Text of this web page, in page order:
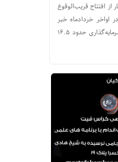
افتتاح قریب‌الوقوع
اواخر خردادماه خبر
داد. به گفته نیرومند، این پروژه با سرمایه‌گذاری حدود ۱۶.۵